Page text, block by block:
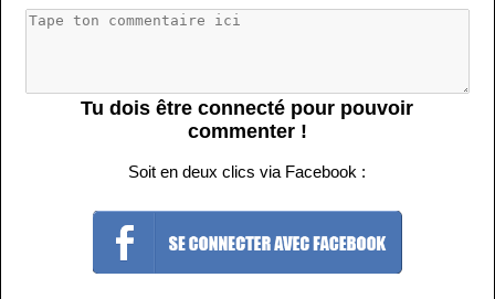
Tu dois être connecté pour pouvoir
commenter !
Soit en deux clics via Facebook :